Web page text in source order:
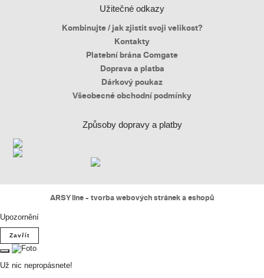
Užitečné odkazy
Kombinujte / jak zjistit svoji velikost?
Kontakty
Platební brána Comgate
Doprava a platba
Dárkový poukaz
Všeobecné obchodní podmínky
Způsoby dopravy a platby
ARSY line - tvorba webových stránek a eshopů
Upozornění
Zavřít
Už nic nepropásnete!